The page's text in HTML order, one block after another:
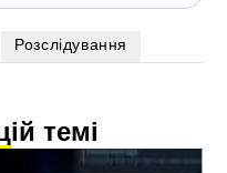
Розслідування
темі